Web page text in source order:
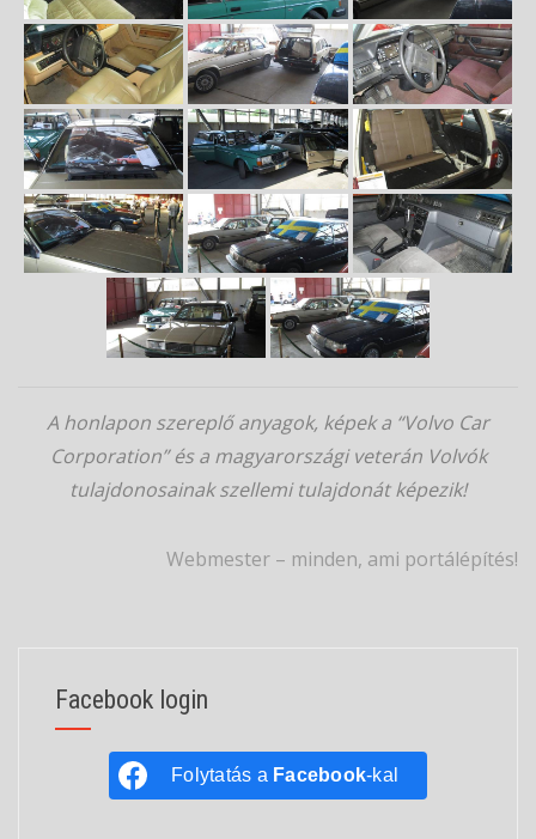
A honlapon szereplő anyagok, képek a “Volvo Car
Corporation” és a magyarországi veterán Volvók
tulajdonosainak szellemi tulajdonát képezik!
Webmester – minden, ami portálépítés!
Facebook login
Folytatás a Facebook-kal